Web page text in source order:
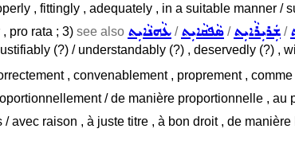
, fittingly , adequately , in a suitable manner /
pro rata ; 3) see also ܥܵܗܢܵܐܝܼܬ /ܣܵܦܩܵܐܝܼܬ /ܫܲܪܝܼܪܵܐܝܼܬ /
(?) / understandably (?) , deservedly (?) ,
, convenablement , proprement ,
/ de manière proportionnelle , au
avec raison , à juste titre , à bon droit , de manière